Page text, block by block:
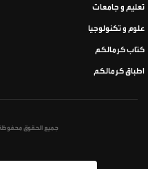
تعليم و جامعات
علوم و تكنولوجيا
كتاب كرمالكم
اطباق كرمالكم
جميع الحقوق محفوظة